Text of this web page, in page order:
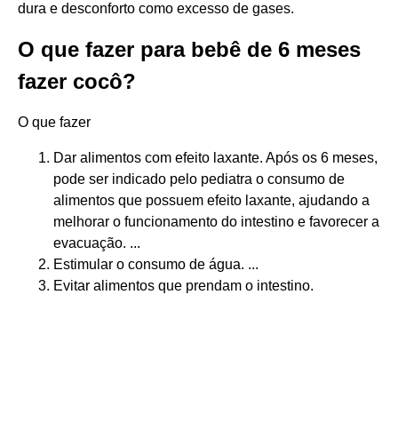
dura e desconforto como excesso de gases.
O que fazer para bebê de 6 meses
fazer cocô?
O que fazer
Dar alimentos com efeito laxante. Após os 6 meses,
pode ser indicado pelo pediatra o consumo de
alimentos que possuem efeito laxante, ajudando a
melhorar o funcionamento do intestino e favorecer a
evacuação. ...
Estimular o consumo de água. ...
Evitar alimentos que prendam o intestino.